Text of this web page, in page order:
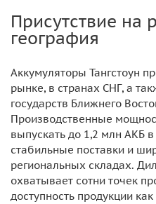
Присутствие на
география
Аккумуляторы Тангстоун
рынке, в странах СНГ, а
государств Ближнего
Производственные
выпускать до 1,2 млн АКБ
стабильные поставки и
региональных складах.
охватывает сотни точек
доступность продукции